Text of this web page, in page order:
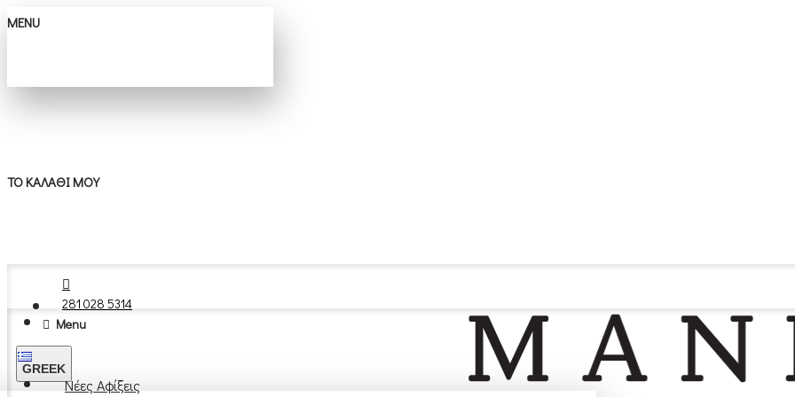
MENU
ΤΟ ΚΑΛΆΘΙ ΜΟΥ
281 028 5314
GREEK
Menu
Νέες Αφίξεις